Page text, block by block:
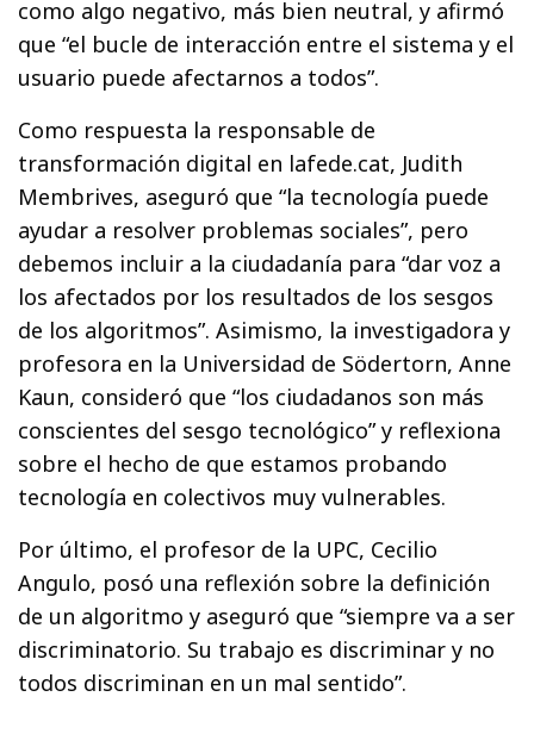
como algo negativo, más bien neutral, y afirmó
que “el bucle de interacción entre el sistema y el
usuario puede afectarnos a todos”.
Como respuesta la responsable de
transformación digital en lafede.cat, Judith
Membrives, aseguró que “la tecnología puede
ayudar a resolver problemas sociales”, pero
debemos incluir a la ciudadanía para “dar voz a
los afectados por los resultados de los sesgos
de los algoritmos”. Asimismo, la investigadora y
profesora en la Universidad de Södertorn, Anne
Kaun, consideró que “los ciudadanos son más
conscientes del sesgo tecnológico” y reflexiona
sobre el hecho de que estamos probando
tecnología en colectivos muy vulnerables.
Por último, el profesor de la UPC, Cecilio
Angulo, posó una reflexión sobre la definición
de un algoritmo y aseguró que “siempre va a ser
discriminatorio. Su trabajo es discriminar y no
todos discriminan en un mal sentido”.